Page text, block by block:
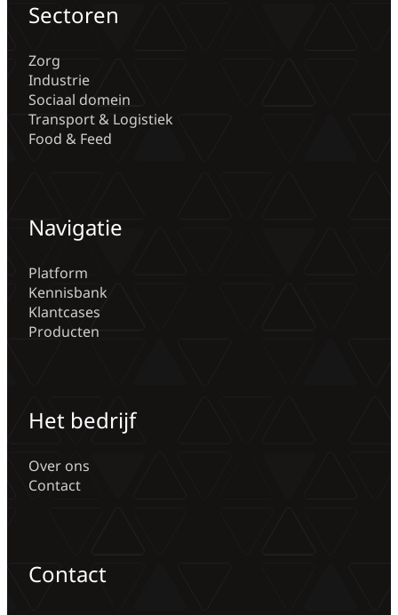
Sectoren
Zorg
Industrie
Sociaal domein
Transport & Logistiek
Food & Feed
Navigatie
Platform
Kennisbank
Klantcases
Producten
Het bedrijf
Over ons
Contact
Contact